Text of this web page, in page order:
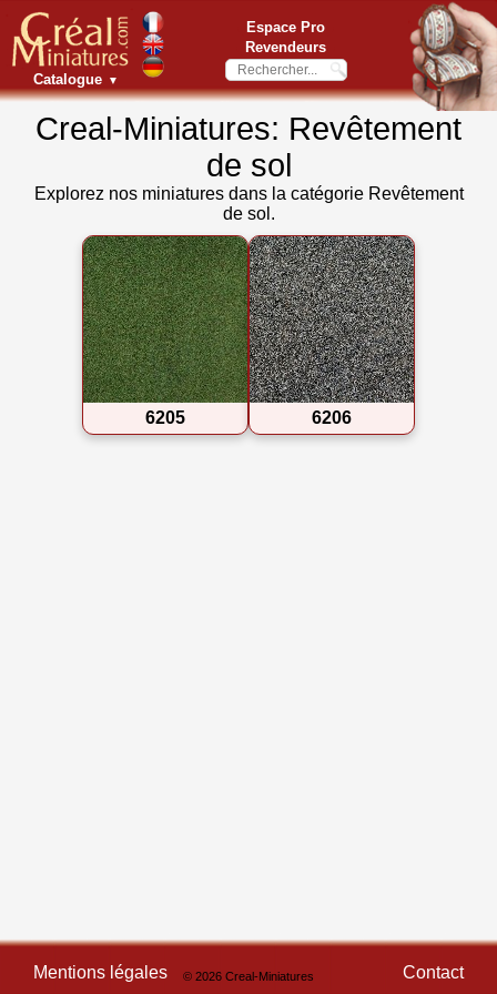
Catalogue ▼
Espace Pro
Revendeurs
Creal-Miniatures: Revêtement
de sol
Explorez nos miniatures dans la catégorie Revêtement
de sol.
6205 6206
Mentions légales © 2026 Creal-Miniatures Contact